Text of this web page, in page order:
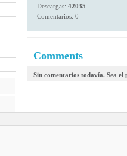
Descargas: 42035
Comentarios: 0
Comments
Sin comentarios todavía. Sea